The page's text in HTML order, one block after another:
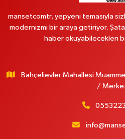
mansetcomtr, yepyeni temasıyla
modernizmi bir araya getiriyor.
haber okuyabilecekleri
Bahçelievler.Mahallesi
/